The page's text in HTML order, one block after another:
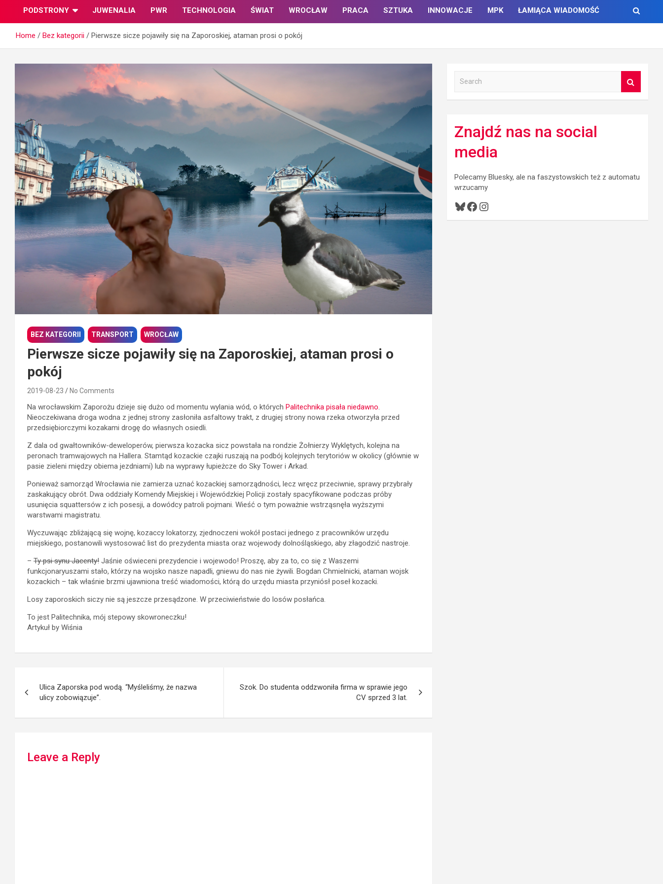
PODSTRONY JUWENALIA PWR TECHNOLOGIA ŚWIAT WROCŁAW PRACA SZTUKA INNOWACJE MPK ŁAMIĄCA WIADOMOŚĆ
Home Bez kategorii Pierwsze sicze pojawiły się na Zaporoskiej, ataman prosi o pokój
BEZ KATEGORII TRANSPORT WROCŁAW
Pierwsze sicze pojawiły się na Zaporoskiej, ataman prosi o
pokój
2019-08-23 No Comments
Na wrocławskim Zaporożu dzieje się dużo od momentu wylania wód, o których Palitechnika pisała niedawno
Nieoczekiwana droga wodna z jednej strony zasłoniła asfaltowy trakt, z drugiej strony nowa rzeka otworzyła przed
przedsiębiorczymi kozakami drogę do własnych osiedli.
Z dala od gwałtowników-deweloperów, pierwsza kozacka sicz powstała na rondzie Żołnierzy Wyklętych, kolejna na
peronach tramwajowych na Hallera. Stamtąd kozackie czajki ruszają na podbój kolejnych terytoriów w okolicy (głównie w
pasie zieleni między obiema jezdniami) lub na wyprawy łupieżcze do Sky Tower i Arkad.
Ponieważ samorząd Wrocławia nie zamierza uznać kozackiej samorządności, lecz wręcz przeciwnie, sprawy przybrały
zaskakujący obrót. Dwa oddziały Komendy Miejskiej i Wojewódzkiej Policji zostały spacyfikowane podczas próby
usunięcia squattersów z ich posesji, a dowódcy patroli pojmani. Wieść o tym poważnie wstrząsnęła wyższymi
warstwami magistratu.
Wyczuwając zbliżającą się wojnę, kozaccy lokatorzy, zjednoczeni wokół postaci jednego z pracowników urzędu
miejskiego, postanowili wystosować list do prezydenta miasta oraz wojewody dolnośląskiego, aby złagodzić nastroje.
– Ty psi synu Jacenty! Jaśnie oświeceni prezydencie i wojewodo! Proszę, aby za to, co się z Waszemi
funkcjonaryuszami stało, którzy na wojsko nasze napadli, gniewu do nas nie żywili. Bogdan Chmielnicki, ataman wojsk
kozackich – tak właśnie brzmi ujawniona treść wiadomości, którą do urzędu miasta przyniósł poseł kozacki.
Losy zaporoskich siczy nie są jeszcze przesądzone. W przeciwieństwie do losów posłańca.
To jest Palitechnika, mój stepowy skowroneczku!
Artykuł by Wiśnia
navigation
Ulica Zaporska pod wodą. “Myśleliśmy, że nazwa
ulicy zobowiązuje”.
Szok. Do studenta oddzwoniła firma w sprawie jego
CV sprzed 3 lat.
Leave a Reply
h
Znajdź nas na social
media
Polecamy Bluesky, ale na faszystowskich też z automatu
wrzucamy
Bluesky
Facebook
Instagram